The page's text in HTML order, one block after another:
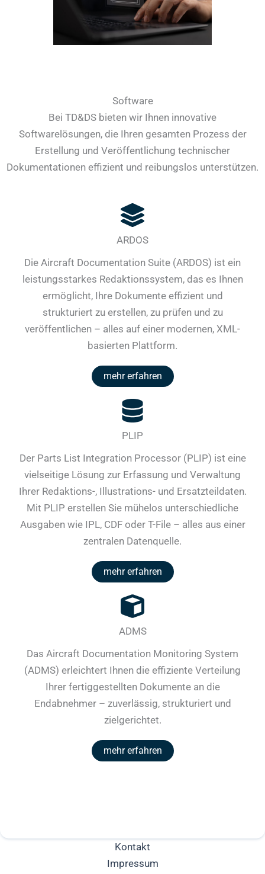
Software
Bei TD&DS bieten wir Ihnen innovative
Softwarelösungen, die Ihren gesamten Prozess der
Erstellung und Veröffentlichung technischer
Dokumentationen effizient und reibungslos unterstützen.
ARDOS
Die Aircraft Documentation Suite (ARDOS) ist ein
leistungsstarkes Redaktionssystem, das es Ihnen
ermöglicht, Ihre Dokumente effizient und
strukturiert zu erstellen, zu prüfen und zu
veröffentlichen – alles auf einer modernen, XML-
basierten Plattform.
mehr erfahren
PLIP
Der Parts List Integration Processor (PLIP) ist eine
vielseitige Lösung zur Erfassung und Verwaltung
Ihrer Redaktions-, Illustrations- und Ersatzteildaten.
Mit PLIP erstellen Sie mühelos unterschiedliche
Ausgaben wie IPL, CDF oder T-File – alles aus einer
zentralen Datenquelle.
mehr erfahren
ADMS
Das Aircraft Documentation Monitoring System
(ADMS) erleichtert Ihnen die effiziente Verteilung
Ihrer fertiggestellten Dokumente an die
Endabnehmer – zuverlässig, strukturiert und
zielgerichtet.
mehr erfahren
Kontakt
Impressum